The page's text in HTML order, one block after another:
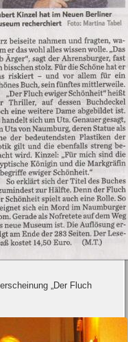
„Der Fluch